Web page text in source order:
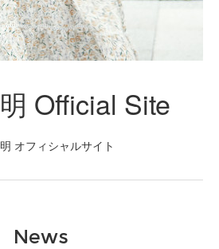
Official Site
オフィシャルサイト
News